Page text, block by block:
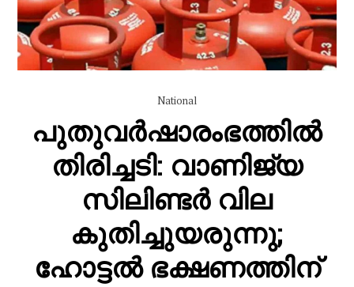
National
പുതുവർഷാരംഭത്തിൽ
തിരിച്ചടി: വാണിജ്യ
സിലിണ്ടർ വില
കുതിച്ചുയരുന്നു;
ഹോട്ടൽ ഭക്ഷണത്തിന്